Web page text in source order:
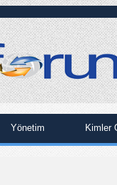
Yönetim Kimler